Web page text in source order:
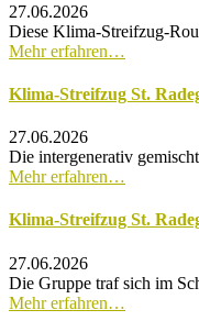
27.06.2026
Diese Klima-Streifzug-
Mehr erfahren…
Klima-Streifzug St.
27.06.2026
Die intergenerativ
Mehr erfahren…
Klima-Streifzug St.
27.06.2026
Die Gruppe traf sich im
Mehr erfahren…